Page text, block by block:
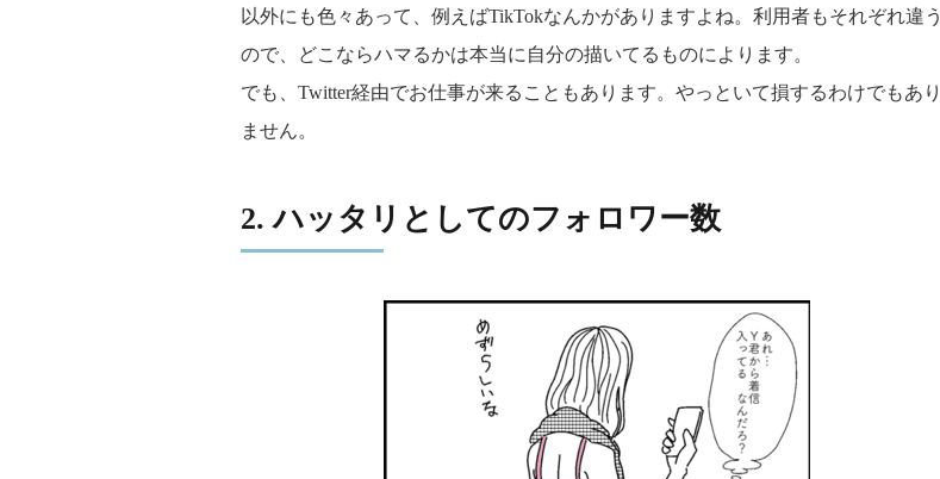
以外にも色々あって、例えばTikTokなんかがありますよね。利用者もそれぞれ違う
ので、どこならハマるかは本当に自分の描いてるものによります。
でも、Twitter経由でお仕事が来ることもあります。やっといて損するわけでもあり
ません。
2. ハッタリとしてのフォロワー数